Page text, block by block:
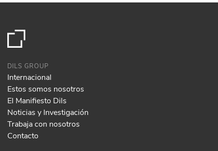
DILS GROUP
Internacional
Estos somos nosotros
El Manifiesto Dils
Noticias y Investigación
Trabaja con nosotros
Contacto